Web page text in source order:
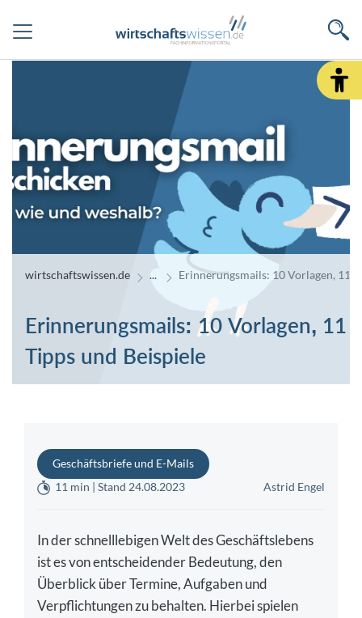
wirtschaftswissen.de Erinnerungsmails: 10 Vorlagen, 11
Erinnerungsmails: 10 Vorlagen, 11
Tipps und Beispiele
Geschäftsbriefe und E-Mails
11 min | Stand 24.08.2023
Astrid Engel
In der schnelllebigen Welt des Geschäftslebens
ist es von entscheidender Bedeutung, den
Überblick über Termine, Aufgaben und
Verpflichtungen zu behalten. Hierbei spielen